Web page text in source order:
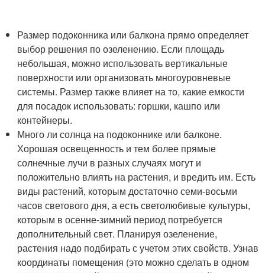
Размер подоконника или балкона прямо определяет
выбор решения по озеленению. Если площадь
небольшая, можно использовать вертикальные
поверхности или организовать многоуровневые
системы. Размер также влияет на то, какие емкости
для посадок использовать: горшки, кашпо или
контейнеры.
Много ли солнца на подоконнике или балконе.
Хорошая освещенность и тем более прямые
солнечные лучи в разных случаях могут и
положительно влиять на растения, и вредить им. Есть
виды растений, которым достаточно семи-восьми
часов светового дня, а есть светолюбивые культуры,
которым в осенне-зимний период потребуется
дополнительный свет. Планируя озеленение,
растения надо подбирать с учетом этих свойств. Узнав
координаты помещения (это можно сделать в одном